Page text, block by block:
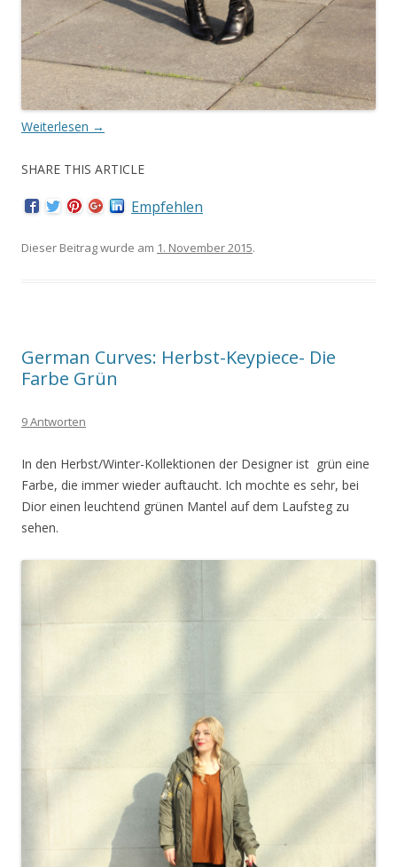
Weiterlesen →
SHARE THIS ARTICLE
Empfehlen
Dieser Beitrag wurde am 1. November 2015.
German Curves: Herbst-Keypiece- Die
Farbe Grün
9 Antworten
In den Herbst/Winter-Kollektionen der Designer ist grün eine
Farbe, die immer wieder auftaucht. Ich mochte es sehr, bei
Dior einen leuchtend grünen Mantel auf dem Laufsteg zu
sehen.